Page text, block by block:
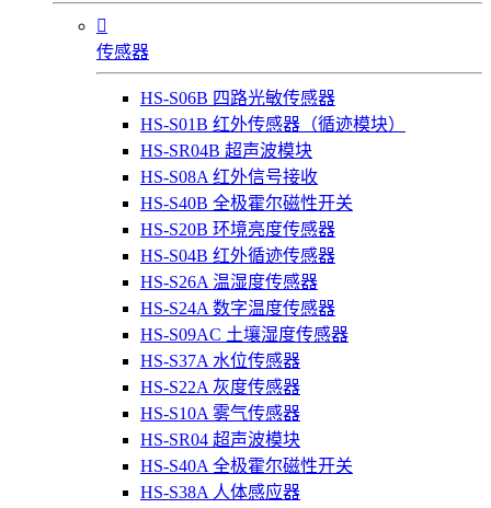

传感器
HS-S06B 四路光敏传感器
HS-S01B 红外传感器（循迹模块）
HS-SR04B 超声波模块
HS-S08A 红外信号接收
HS-S40B 全极霍尔磁性开关
HS-S20B 环境亮度传感器
HS-S04B 红外循迹传感器
HS-S26A 温湿度传感器
HS-S24A 数字温度传感器
HS-S09AC 土壤湿度传感器
HS-S37A 水位传感器
HS-S22A 灰度传感器
HS-S10A 雾气传感器
HS-SR04 超声波模块
HS-S40A 全极霍尔磁性开关
HS-S38A 人体感应器